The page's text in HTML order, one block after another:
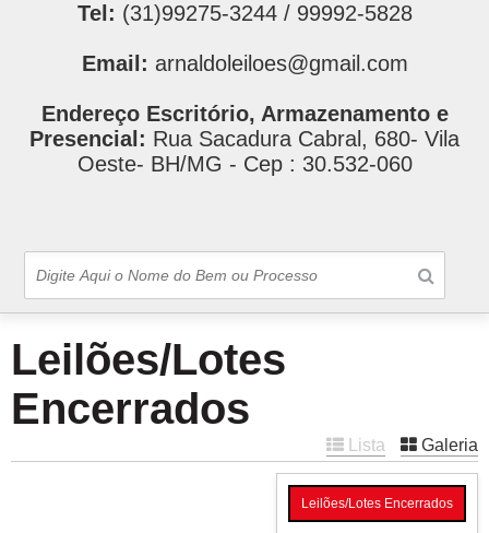
Tel: (31)99275-3244 / 99992-5828
Email: arnaldoleiloes@gmail.com
Endereço Escritório, Armazenamento e
Presencial: Rua Sacadura Cabral, 680- Vila
Oeste- BH/MG - Cep : 30.532-060
Leilões/Lotes
Encerrados
Lista Galeria
Leilões/Lotes Encerrados